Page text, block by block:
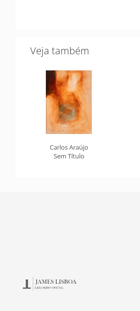
Veja também
Carlos Araújo
Sem Título